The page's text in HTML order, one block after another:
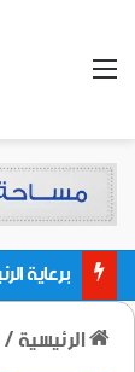
القائمة
الرئيسية/